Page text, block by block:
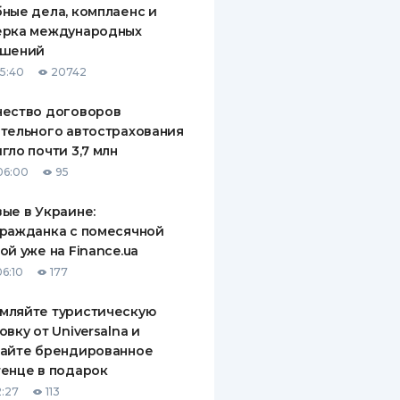
ПО
КОМПАНИИ
О СТРАХОВЫХ
И ОПЛАТА
дела, комплаенс и
международных
20742
договоров
автострахования
почти 3,7 млн
95
в Украине:
с помесячной
уже на Finance.ua
177
туристическую
от Universalna и
брендированное
в подарок
113